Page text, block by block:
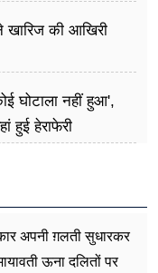
खारिज की आखिरी
घोटाला नहीं हुआ',
हुई हेराफेरी
अपनी ग़लती सुधारकर
ऊना दलितों पर